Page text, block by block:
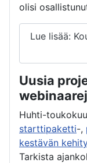
olisi
Lue lisää:
Uusia
Huhti-
starttipaketti-,
kestävän
Tarkista